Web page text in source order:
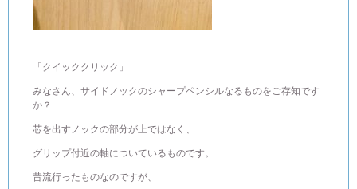
「クイッククリック」
みなさん、サイドノックのシャープペンシルなるものをご存知です
か？
芯を出すノックの部分が上ではなく、
グリップ付近の軸についているものです。
昔流行ったものなのですが、